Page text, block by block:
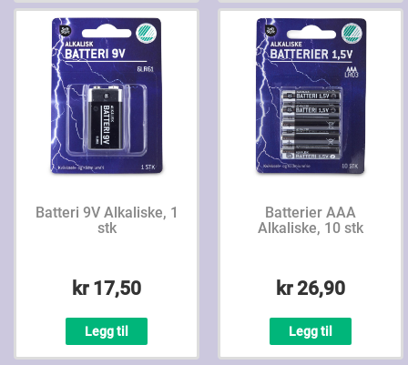
Batteri 9V Alkaliske, 1
stk
kr 17,50
Legg til
Batterier AAA
Alkaliske, 10 stk
kr 26,90
Legg til